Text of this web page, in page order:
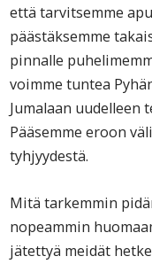
että tarvitsemme
päästäksemme
pinnalle
voimme tuntea
Jumalaan uudelleen
Pääsemme eroon
tyhjyydestä.
Mitä tarkemmin
nopeammin
jätettyä meidät